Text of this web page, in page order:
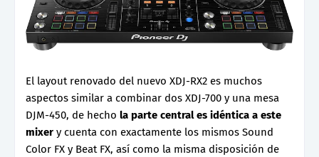
El layout renovado del nuevo XDJ-RX2 es muchos
aspectos similar a combinar dos XDJ-700 y una mesa
DJM-450, de hecho la parte central es idéntica a este
mixer y cuenta con exactamente los mismos Sound
Color FX y Beat FX, así como la misma disposición de